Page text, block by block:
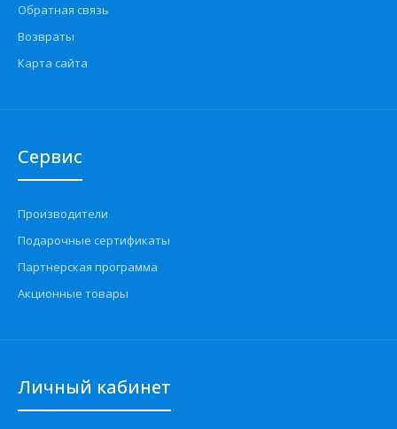
Обратная связь
Возвраты
Карта сайта
Сервис
Производители
Подарочные сертификаты
Партнерская программа
Акционные товары
Личный кабинет